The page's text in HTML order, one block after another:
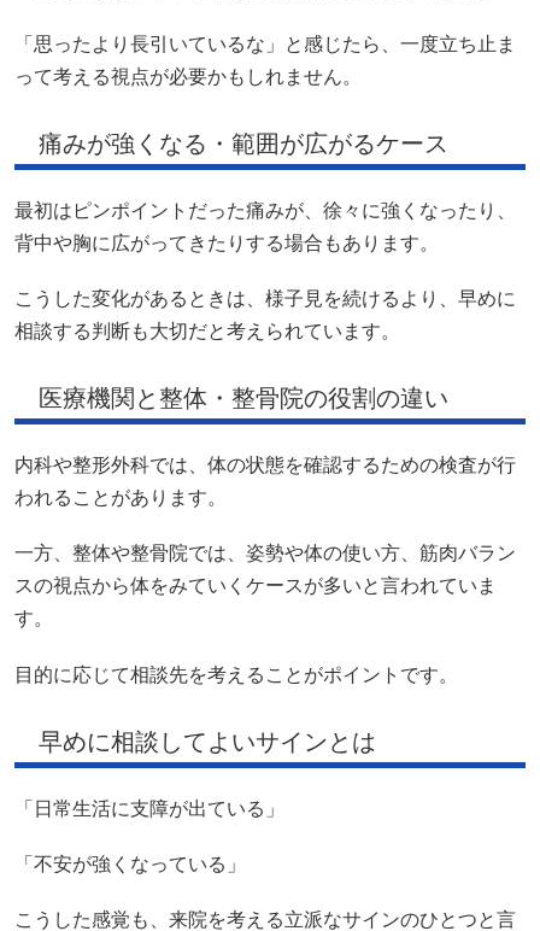
「思ったより長引いているな」と感じたら、一度立ち止ま
って考える視点が必要かもしれません。
痛みが強くなる・範囲が広がるケース
最初はピンポイントだった痛みが、徐々に強くなったり、
背中や胸に広がってきたりする場合もあります。
こうした変化があるときは、様子見を続けるより、早めに
相談する判断も大切だと考えられています。
医療機関と整体・整骨院の役割の違い
内科や整形外科では、体の状態を確認するための検査が行
われることがあります。
一方、整体や整骨院では、姿勢や体の使い方、筋肉バラン
スの視点から体をみていくケースが多いと言われていま
す。
目的に応じて相談先を考えることがポイントです。
早めに相談してよいサインとは
「日常生活に支障が出ている」
「不安が強くなっている」
こうした感覚も、来院を考える立派なサインのひとつと言